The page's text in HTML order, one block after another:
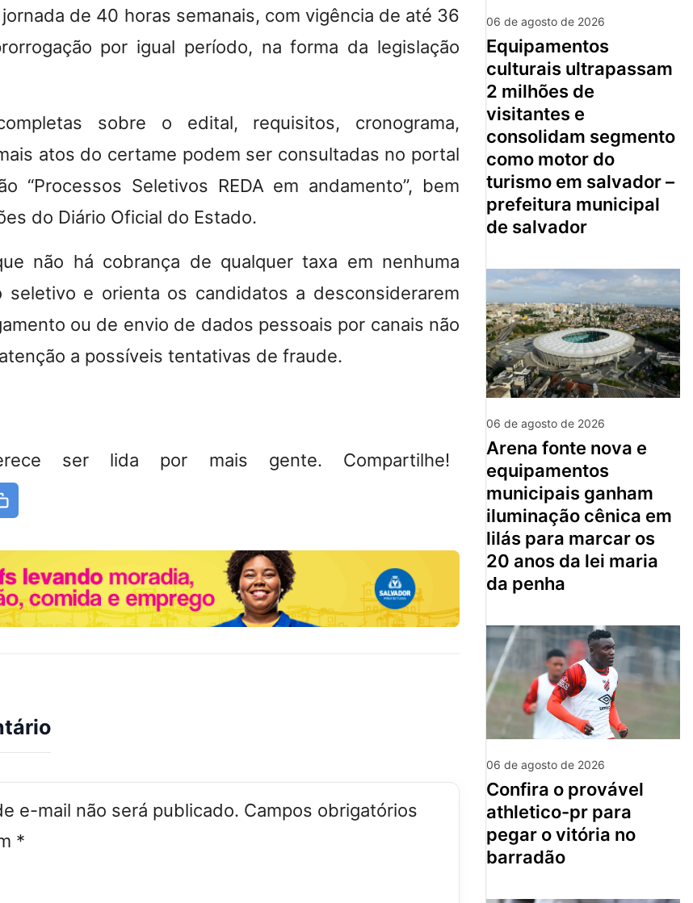
de 40 horas semanais, com vigência de até 36
por igual período, na forma da legislação
sobre o edital, requisitos, cronograma,
atos do certame podem ser consultadas no portal
“Processos Seletivos REDA em andamento”, bem
do Diário Oficial do Estado.
não há cobrança de qualquer taxa em nenhuma
seletivo e orienta os candidatos a desconsiderarem
ou de envio de dados pessoais por canais não
a possíveis tentativas de fraude.
ser lida por mais gente. Compartilhe!
e-mail não será publicado. Campos obrigatórios
*
06 de agosto de 2026
equipamentos
culturais ultrapassam
2 milhões de
visitantes e
consolidam segmento
como motor do
turismo em salvador –
prefeitura municipal
de salvador
06 de agosto de 2026
arena fonte nova e
equipamentos
municipais ganham
iluminação cênica em
lilás para marcar os
20 anos da lei maria
da penha
06 de agosto de 2026
confira o provável
athletico-pr para
pegar o vitória no
barradão